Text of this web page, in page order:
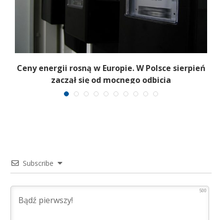
Ceny energii rosną w Europie. W Polsce sierpień
zaczął się od mocnego odbicia
Subscribe
500